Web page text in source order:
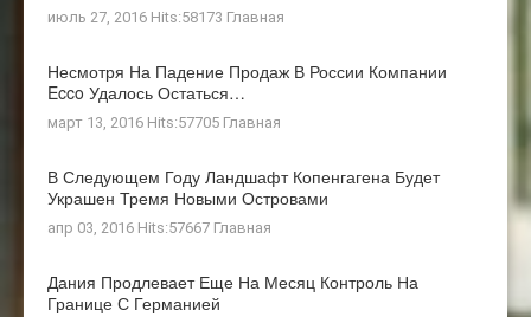
июль 27, 2016 Hits:58173 Главная
Несмотря На Падение Продаж В России Компании
Ecco Удалось Остаться…
март 13, 2016 Hits:57705 Главная
В Следующем Году Ландшафт Копенгагена Будет
Украшен Тремя Новыми Островами
апр 03, 2016 Hits:57667 Главная
Дания Продлевает Еще На Месяц Контроль На
Границе С Германией